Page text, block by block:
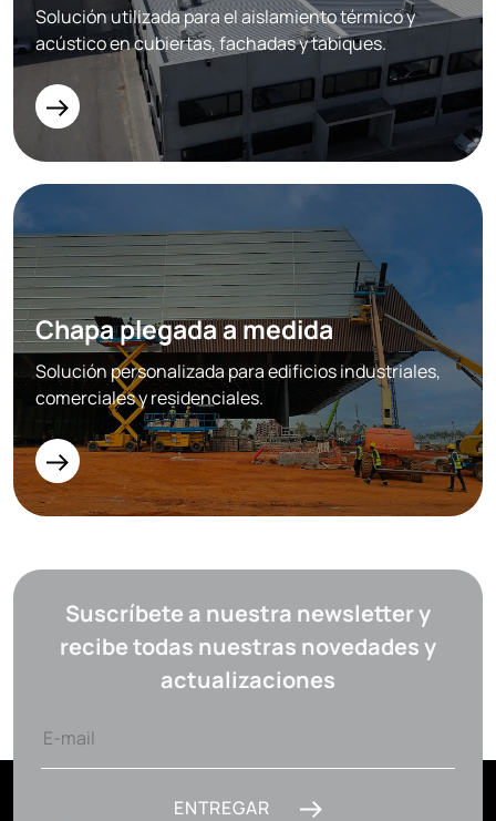
Solución utilizada para el aislamiento térmico y
acústico en cubiertas, fachadas y tabiques.
Chapa plegada a medida
Solución personalizada para edificios industriales,
comerciales y residenciales.
Suscríbete a nuestra newsletter y
recibe todas nuestras novedades y
actualizaciones
ENTREGAR